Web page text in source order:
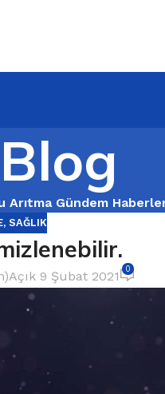
Blog
Arıtma Gündem
, SAĞLIK
Açık 9 Şubat 2021 0